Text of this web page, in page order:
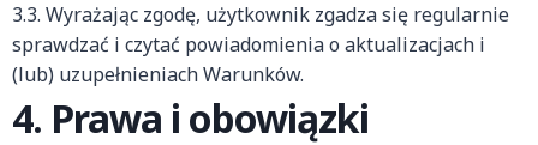
3.3. Wyrażając zgodę, użytkownik zgadza się regularnie
sprawdzać i czytać powiadomienia o aktualizacjach i
(lub) uzupełnieniach Warunków.
4. Prawa i obowiązki